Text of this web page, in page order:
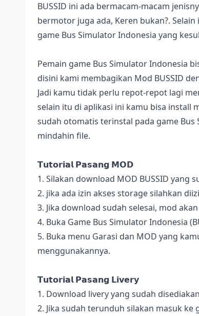
BUSSID ini ada bermacam-macam
bermotor juga ada, Keren bukan?.
game Bus Simulator Indonesia yang
Pemain game Bus Simulator Indonesia
disini kami membagikan Mod BUSSID
Jadi kamu tidak perlu repot-repot lagi
selain itu di aplikasi ini kamu bisa install
sudah otomatis terinstal pada game
mindahin file.
𝗧𝘂𝘁𝗼𝗿𝗶𝗮𝗹 𝗣𝗮𝘀𝗮𝗻𝗴 𝗠𝗢𝗗
1. Silakan download MOD BUSSID yang
2. jika ada izin akses storage silahkan
3. Jika download sudah selesai, mod
4. Buka Game Bus Simulator Indonesia
5. Buka menu Garasi dan MOD yang
menggunakannya.
𝗧𝘂𝘁𝗼𝗿𝗶𝗮𝗹 𝗣𝗮𝘀𝗮𝗻𝗴 𝗟𝗶𝘃𝗲𝗿𝘆
1. Download livery yang sudah
2. Jika sudah terunduh silakan masuk ke